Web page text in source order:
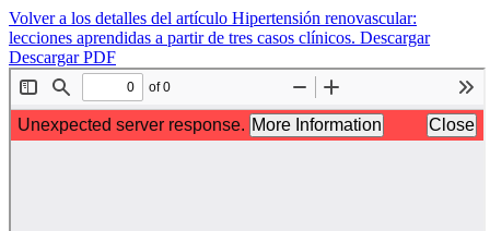
Volver a los detalles del artículo Hipertensión renovascular:
lecciones aprendidas a partir de tres casos clínicos. Descargar
Descargar PDF